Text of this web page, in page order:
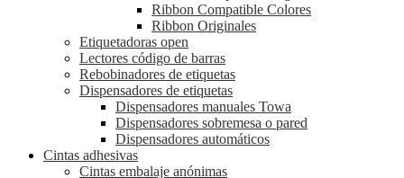
Ribbon Compatible Colores
Ribbon Originales
Etiquetadoras open
Lectores código de barras
Rebobinadores de etiquetas
Dispensadores de etiquetas
Dispensadores manuales Towa
Dispensadores sobremesa o pared
Dispensadores automáticos
Cintas adhesivas
Cintas embalaje anónimas